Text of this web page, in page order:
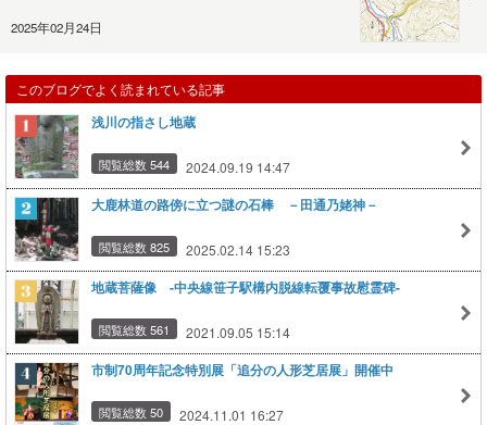
2025年02月24日
このブログでよく読まれている記事
浅川の指さし地蔵
閲覧総数 544 2024.09.19 14:47
大鹿林道の路傍に立つ謎の石棒 －田通乃姥神－
閲覧総数 825 2025.02.14 15:23
地蔵菩薩像 -中央線笹子駅構内脱線転覆事故慰霊碑-
閲覧総数 561 2021.09.05 15:14
市制70周年記念特別展「追分の人形芝居展」開催中
閲覧総数 50 2024.11.01 16:27